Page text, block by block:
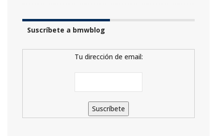
Suscríbete a bmwblog
Tu dirección de email: